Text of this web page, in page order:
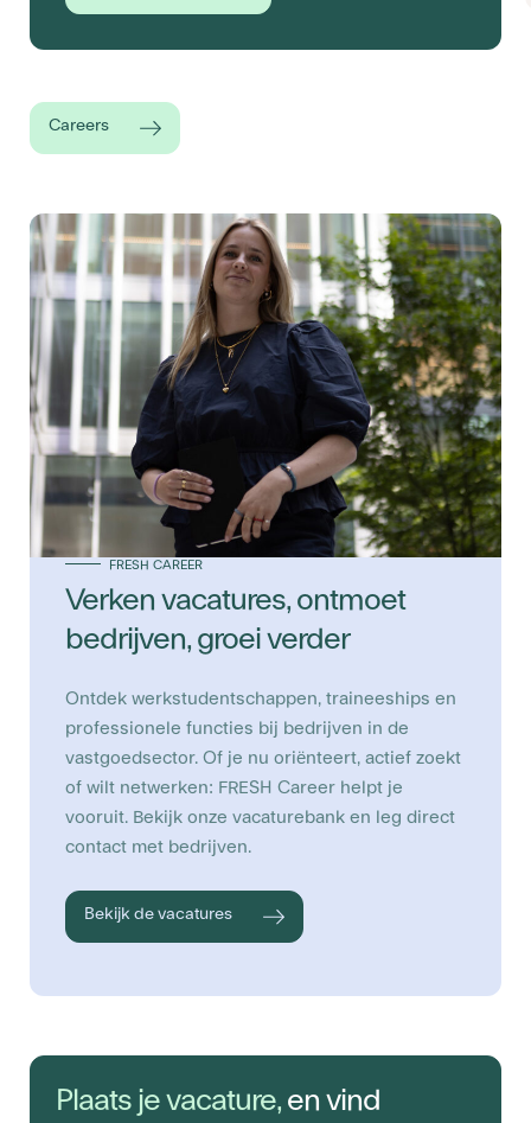
Careers
FRESH CAREER
Verken vacatures, ontmoet
bedrijven, groei verder
Ontdek werkstudentschappen, traineeships en
professionele functies bij bedrijven in de
vastgoedsector. Of je nu oriënteert, actief zoekt
of wilt netwerken: FRESH Career helpt je
vooruit. Bekijk onze vacaturebank en leg direct
contact met bedrijven.
Bekijk de vacatures
Plaats je vacature,en vind